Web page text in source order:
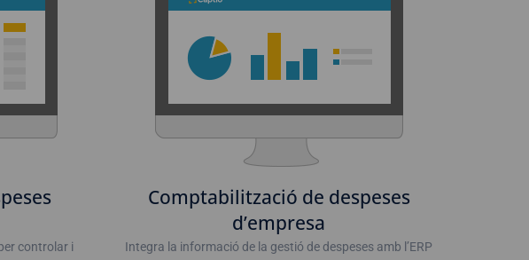
controlar i
Comptabilització de despeses
d’empresa
Integra la informació de la gestió de despeses amb l’ERP